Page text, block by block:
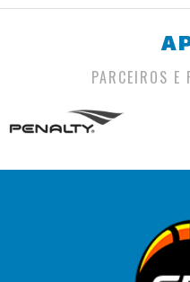
PARCEIROS E